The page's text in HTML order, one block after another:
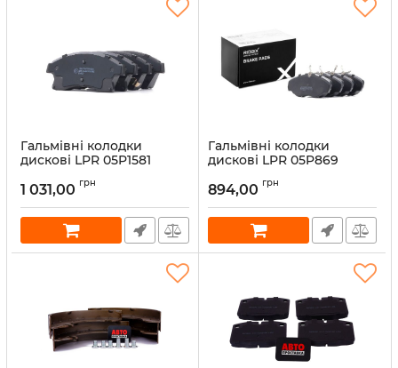
Гальмівні колодки
дискові LPR 05P1581
1 031,00 грн
Гальмівні колодки
дискові LPR 05P869
894,00 грн